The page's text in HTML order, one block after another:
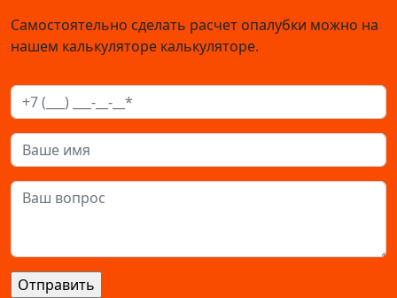
Самостоятельно сделать расчет опалубки можно на
нашем калькуляторе калькуляторе.